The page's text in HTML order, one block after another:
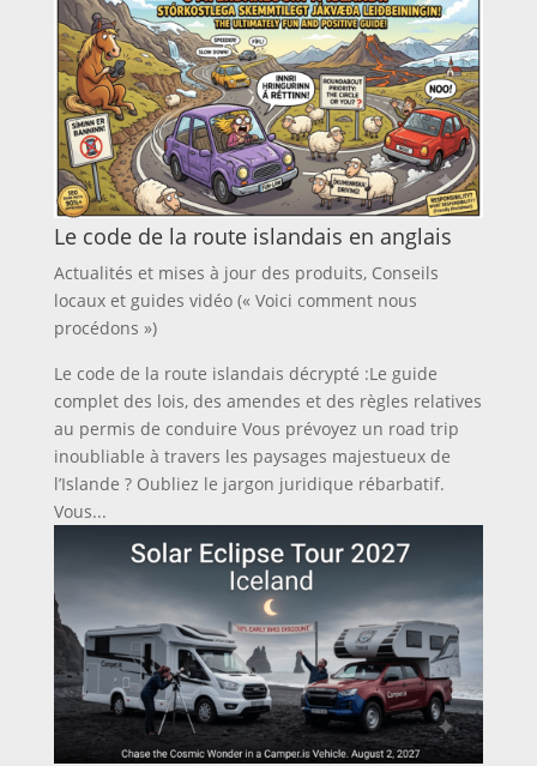
Le code de la route islandais en anglais
Actualités et mises à jour des produits, Conseils
locaux et guides vidéo (« Voici comment nous
procédons »)
Le code de la route islandais décrypté :Le guide
complet des lois, des amendes et des règles relatives
au permis de conduire Vous prévoyez un road trip
inoubliable à travers les paysages majestueux de
l’Islande ? Oubliez le jargon juridique rébarbatif.
Vous...